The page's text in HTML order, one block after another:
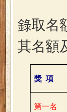
錄取名
其名額
獎 項
第一名